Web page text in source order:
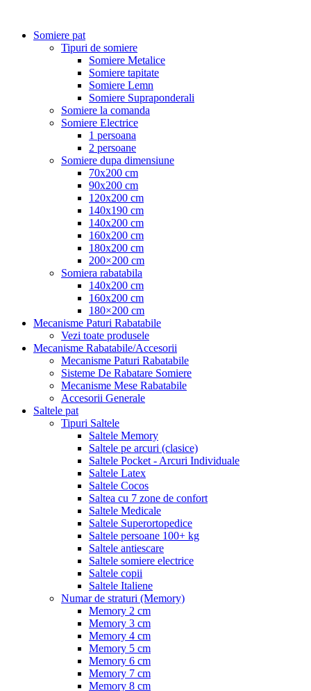
Somiere pat
Tipuri de somiere
Somiere Metalice
Somiere tapitate
Somiere Lemn
Somiere Supraponderali
Somiere la comanda
Somiere Electrice
1 persoana
2 persoane
Somiere dupa dimensiune
70x200 cm
90x200 cm
120x200 cm
140x190 cm
140x200 cm
160x200 cm
180x200 cm
200×200 cm
Somiera rabatabila
140x200 cm
160x200 cm
180×200 cm
Mecanisme Paturi Rabatabile
Vezi toate produsele
Mecanisme Rabatabile/Accesorii
Mecanisme Paturi Rabatabile
Sisteme De Rabatare Somiere
Mecanisme Mese Rabatabile
Accesorii Generale
Saltele pat
Tipuri Saltele
Saltele Memory
Saltele pe arcuri (clasice)
Saltele Pocket - Arcuri Individuale
Saltele Latex
Saltele Cocos
Saltea cu 7 zone de confort
Saltele Medicale
Saltele Superortopedice
Saltele persoane 100+ kg
Saltele antiescare
Saltele somiere electrice
Saltele copii
Saltele Italiene
Numar de straturi (Memory)
Memory 2 cm
Memory 3 cm
Memory 4 cm
Memory 5 cm
Memory 6 cm
Memory 7 cm
Memory 8 cm